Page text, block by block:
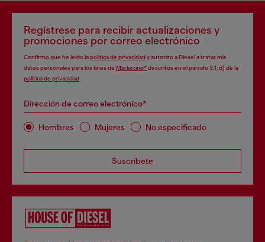
Regístrese para recibir actualizaciones y
promociones por correo electrónico
Confirmo que he leído lapolítica de privacidady autorizo a Diesel a tratar mis
datos personales para los fines de Marketing*descritos en el párrafo 3.1, d) de la
política de privacidad
Dirección de correo electrónico*
Hombres Mujeres No especificado
Suscríbete